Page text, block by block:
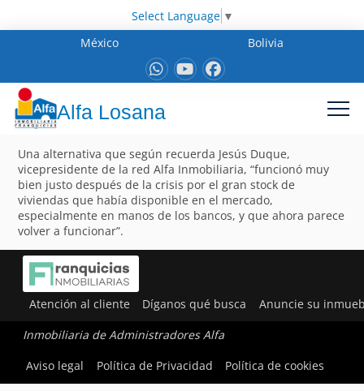
Select Language ▼
México
Bolivia
Alfa Losana
Una alternativa que según recuerda Jesús Duque,
vicepresidente de la red Alfa Inmobiliaria, “funcionó muy
bien justo después de la crisis por el gran stock de
viviendas que había disponible en el mercado,
especialmente en manos de los bancos, y que ahora parece
volver a funcionar”.
Atención al cliente Díganos qué busca Anuncie su
Inmobiliaria de Administradores Alfa
Aviso legal
Política de Privacidad Política de cookies